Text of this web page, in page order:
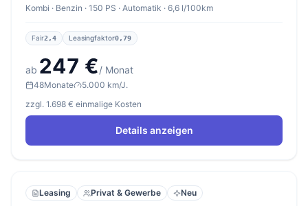
Kombi · Benzin · 150 PS · Automatik · 6,6 l/100km
Fair2,4 Leasingfaktor0,79
ab 247 €/ Monat
48Monate
5.000 km/J.
zzgl. 1.698 € einmalige Kosten
Details anzeigen
Leasing Privat & Gewerbe Neu